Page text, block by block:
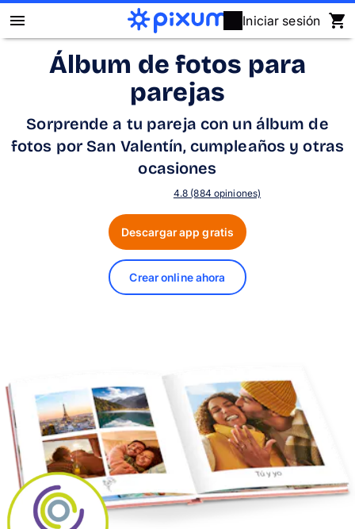
Iniciar sesión
Álbum Digital Pixum
Cuadros
Inspiración
Atención al cliente
Álbum de fotos para
parejas
Sorprende a tu pareja con un álbum de
fotos por San Valentín, cumpleaños y otras
ocasiones
4.8 (884 opiniones)
Descargar app gratis
Crear online ahora